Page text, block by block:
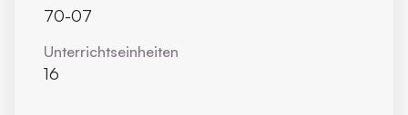
70-07
Unterrichts­einheiten
16